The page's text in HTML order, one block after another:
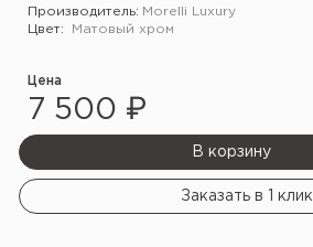
Производитель: Morelli Luxury
Цвет:
Матовый хром
Цена
7 500 ₽
В корзину
Заказать в 1 клик